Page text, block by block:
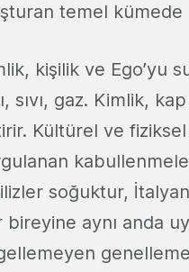
temel
kişilik ve Ego’yu
sıvı, gaz. Kimlik,
Kültürel ve fiziksel
soğuktur,
bireyine aynı anda